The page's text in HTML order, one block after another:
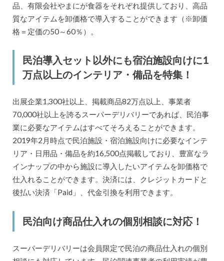
品、有限会社やまにが食器をそれぞれ提供しており、高品
質なアイテムを卸価格で導入することができます（※卸価
格＝定価の50～60％）。
民泊導入セット以外にも宿泊施設向けに1
万点以上のインテリア・備品を特集！
出展企業1,300社以上、掲載商品82万点以上、事業者
70,000社以上を誇るスーパーデリバリーであれば、民泊事
業に必要なアイテムはすべてそろえることができます。
2019年2月時点で民泊施設・宿泊施設向けに必要なインテ
リア・日用品・備品を約16,500点掲載しており、豊富なラ
インナップの中から施設に導入したいアイテムを卸価格で
仕入れることができます。決済には、クレジットカードと
後払い決済「Paid」、代金引換を利用できます。
民泊向け商品仕入れの個別相談に対応！
スーパーデリバリーは会員限定で民泊の商品仕入れの個別